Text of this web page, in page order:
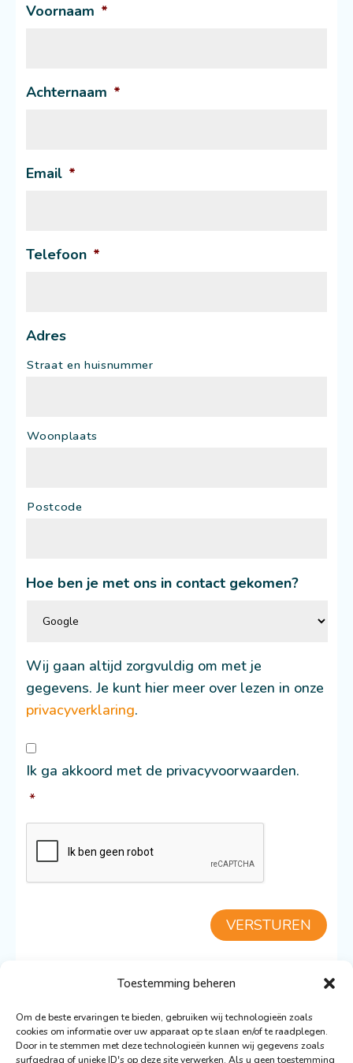
Toestemming beheren
Om de beste ervaringen te bieden, gebruiken wij technologieën zoals
cookies om informatie over uw apparaat op te slaan en/of te raadplegen.
Door in te stemmen met deze technologieën kunnen wij gegevens zoals
surfgedrag of unieke ID's op deze site verwerken. Als u geen toestemming
Voornaam *
Achternaam *
Email *
Telefoon *
Adres
Straat en huisnummer
Woonplaats
Postcode
Hoe ben je met ons in contact gekomen?
Wij gaan altijd zorgvuldig om met je
gegevens. Je kunt hier meer over lezen in onze
privacyverklaring.
Consent
Ik ga akkoord met de privacyvoorwaarden.
*
VERSTUREN
TERUG NAAR DE COMEDIA